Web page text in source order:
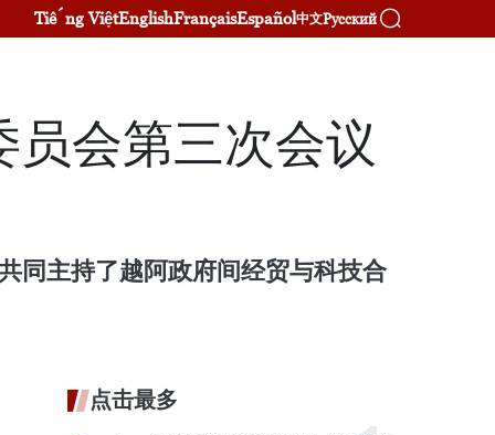
Tiếng ViệtEnglishFrançaisEspañol中文Русский
会第三次会议
同主持了越阿政府间经贸与科技合
点击最多